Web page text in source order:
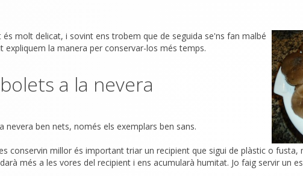
és molt delicat, i sovint ens trobem que de seguida se'ns fan malbé
expliquem la manera per conservar-los més temps.
a la nevera
nevera ben nets, només els exemplars ben sans.
conservin millor és important triar un recipient que sigui de plàstic o fusta,
més a les vores del recipient i ens acumularà humitat. Jo faig servir un